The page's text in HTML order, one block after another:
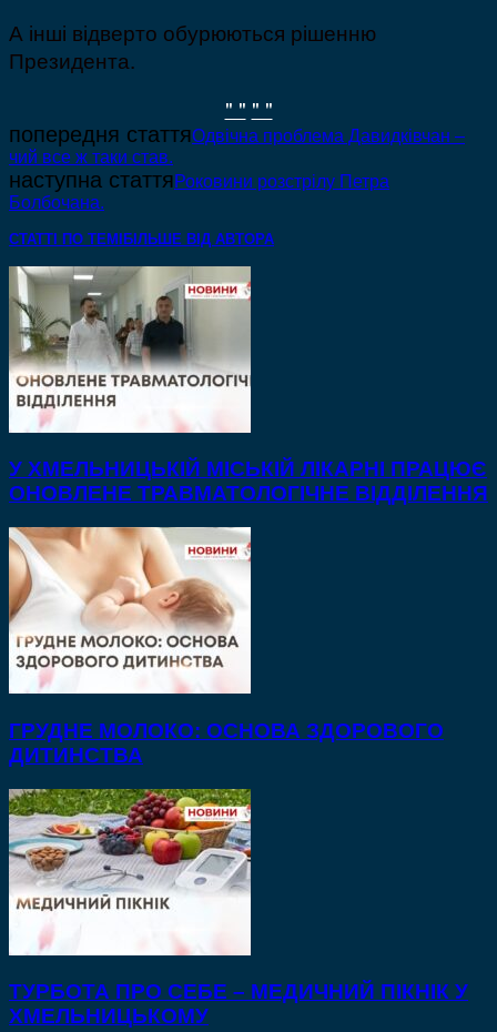
А інші відверто обурюються рішенню
Президента.
" " " "
попередня статтяОдвічна проблема Давидківчан –
чий все ж таки став.
наступна статтяРоковини розстрілу Петра
Болбочана.
СТАТТІ ПО ТЕМІ БІЛЬШЕ ВІД АВТОРА
У ХМЕЛЬНИЦЬКІЙ МІСЬКІЙ ЛІКАРНІ ПРАЦЮЄ
ОНОВЛЕНЕ ТРАВМАТОЛОГІЧНЕ ВІДДІЛЕННЯ
ГРУДНЕ МОЛОКО: ОСНОВА ЗДОРОВОГО
ДИТИНСТВА
ТУРБОТА ПРО СЕБЕ – МЕДИЧНИЙ ПІКНІК У
ХМЕЛЬНИЦЬКОМУ